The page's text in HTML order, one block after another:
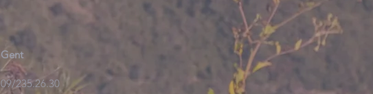
Gent
09/235.26.30